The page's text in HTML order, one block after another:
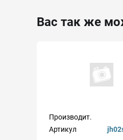
Вас так же
Производит.
Артикул